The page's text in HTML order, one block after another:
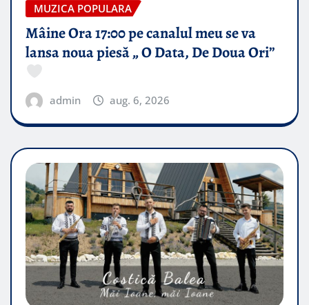
MUZICA POPULARA
Mâine Ora 17:00 pe canalul meu se va
lansa noua piesă „ O Data, De Doua Ori”
admin aug. 6, 2026